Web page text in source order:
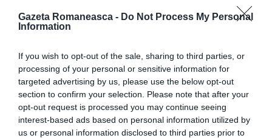
Gazeta Romaneasca - Do Not Process My Personal
Information
If you wish to opt-out of the sale, sharing to third parties, or
processing of your personal or sensitive information for
targeted advertising by us, please use the below opt-out
section to confirm your selection. Please note that after your
opt-out request is processed you may continue seeing
interest-based ads based on personal information utilized by
us or personal information disclosed to third parties prior to
viața de zi cu zi, chiar dacă ea reprezintă un pas
important în îmbunătățirea calității vieții în astfel de
Conform cercetătorilor, în acest caz, implantul
funcționează ca un „releu”: în cazul unei fracturi a
coloanei, conexiunile nervoase sunt distruse, iar cipul
preia sarcina de a transmite semnalele nervoase de